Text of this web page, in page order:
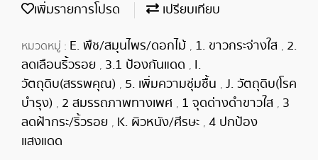
เพิ่มรายการโปรด เปรียบเทียบ
หมวดหมู่ : E. พืช/สมุนไพร/ดอกไม้ , 1. ขาวกระจ่างใส , 2.
ลดเลือนริ้วรอย , 3.1 ป้องกันแดด , I.
วัตถุดิบ(สรรพคุณ) , 5. เพิ่มความชุ่มชื้น , J. วัตถุดิบ(โรค
บำรุง) , 2 สมรรถภาพทางเพศ , 1 จุดด่างดำขาวใส , 3
ลดฝ้ากระ/ริ้วรอย , K. ผิวหนัง/ศีรษะ , 4 ปกป้อง
แสงแดด